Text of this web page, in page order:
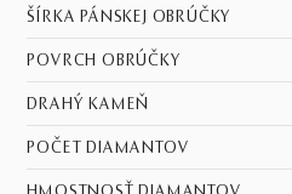
ŠÍRKA PÁNSKEJ OBRÚČKY
POVRCH OBRÚČKY
DRAHÝ KAMEŇ
POČET DIAMANTOV